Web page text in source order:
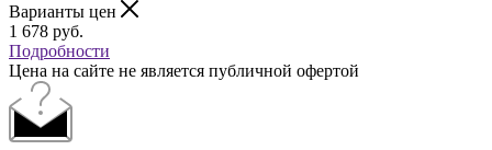
Варианты цен
1 678 руб.
Подробности
Цена на сайте не является публичной офертой